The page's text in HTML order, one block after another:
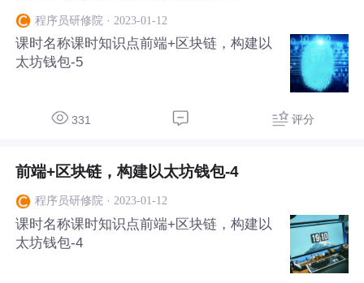
程序员研修院 · 2023-01-12
课时名称课时知识点前端+区块链，构建以
太坊钱包-5
331 评分
前端+区块链，构建以太坊钱包-4
程序员研修院· 2023-01-12
课时名称课时知识点前端+区块链，构建以
太坊钱包-4